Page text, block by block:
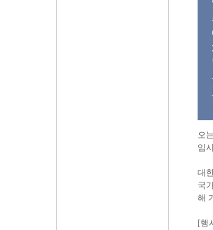
오
임
대
국
해
[행